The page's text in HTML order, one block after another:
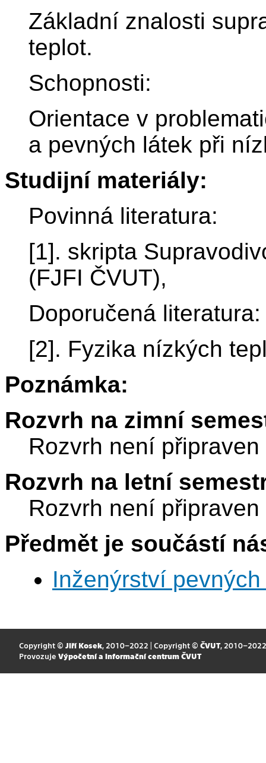
Základní znalosti
teplot.
Schopnosti:
Orientace v
a pevných látek při
Studijní materiály:
Povinná literatura:
[1]. skripta
(FJFI ČVUT),
Doporučená literatura:
[2]. Fyzika nízkých
Poznámka:
Rozvrh na zimní
Rozvrh není připraven
Rozvrh na letní
Rozvrh není připraven
Předmět je součástí
Inženýrství
Copyright © Jiří Kosek, 2010–2022 | Copyright © ČVUT, 2010–2022
Provozuje Výpočetní a informační centrum ČVUT